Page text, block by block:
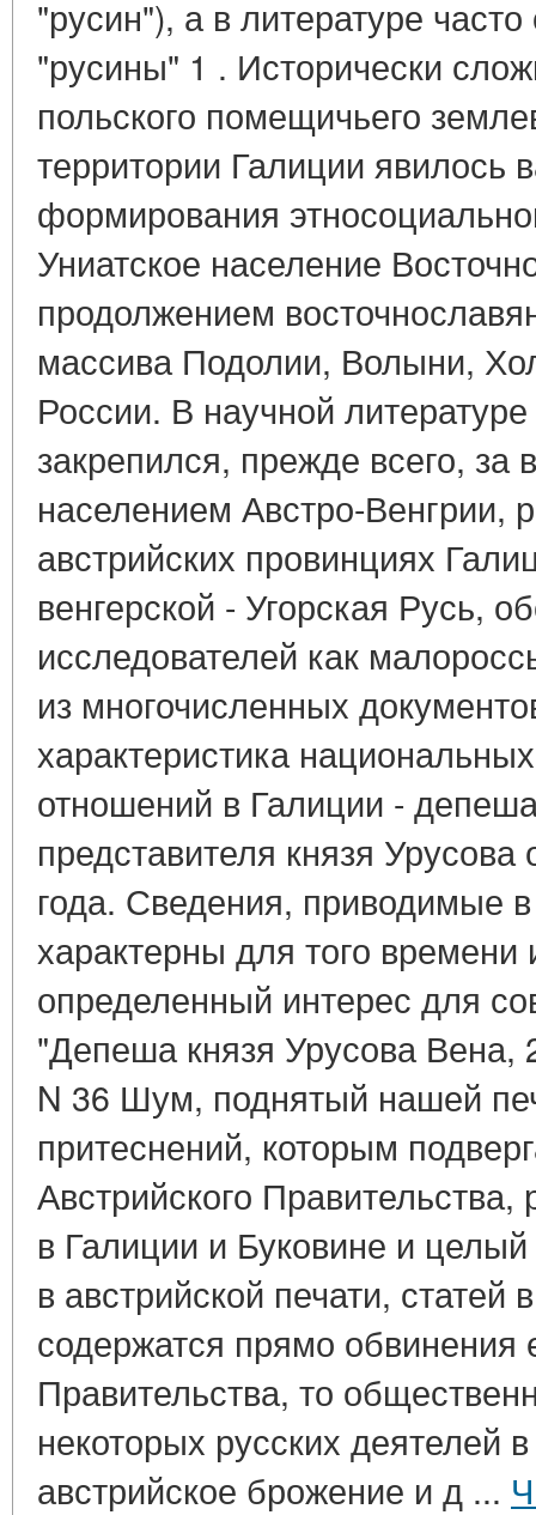
"русин"), а в литературе
"русины" 1 . Исторически
польского помещичьего
территории Галиции
формирования
Униатское население
продолжением
массива Подолии, Волыни,
России. В научной
закрепился, прежде всего, за
населением Австро-
австрийских провинциях
венгерской - Угорская Русь,
исследователей как
из многочисленных
характеристика
отношений в Галиции -
представителя князя
года. Сведения, приводимые
характерны для того времени
определенный интерес для
"Депеша князя Урусова Вена,
N 36 Шум, поднятый нашей
притеснений, которым
Австрийского
в Галиции и Буковине и
в австрийской печати, статей
содержатся прямо обвинения
Правительства, то
некоторых русских деятелей
австрийское брожение и д ...